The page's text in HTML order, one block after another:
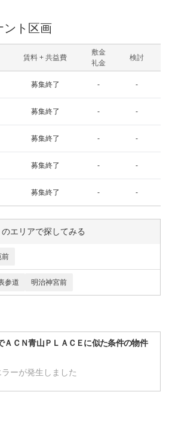
ント区画
賃料 + 共益費
敷金
礼金
検討
募集終了 - -
募集終了 - -
募集終了 - -
募集終了 - -
募集終了 - -
エリアで探してみる
前
参道 明治神宮前
ＡＣＮ青山ＰＬＡＣＥに似た条件の物件
ラーが発生しました